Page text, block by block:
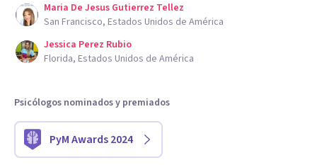
Maria De Jesus Gutierrez Tellez
San Francisco, Estados Unidos de América
Jessica Perez Rubio
Florida, Estados Unidos de América
Psicólogos nominados y premiados
PyM Awards 2024